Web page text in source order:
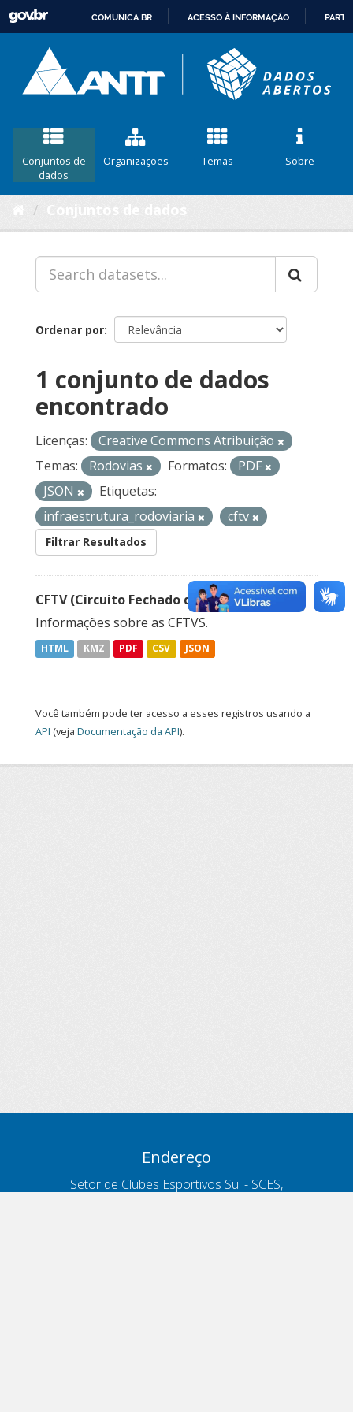
CONTEÚDO
COMUNICA BR ACESSO À INFORMAÇÃO
Conjuntos de
dados
Organizações Temas Sobre
Ordenar por
1 conjunto de dados
encontrado
Licenças:
Creative Commons Atribuição
Temas:
Rodovias Formatos:
PDF
JSON
Etiquetas:
infraestrutura_rodoviaria
cftv
Filtrar Resultados
CFTV (Circuito Fechado de Televisão)
Informações sobre as CFTVS.
HTML KMZ PDF CSV JSON
Você também pode ter acesso a esses registros usando a
API (veja Documentação da API).
Endereço
Setor de Clubes Esportivos Sul - SCES,